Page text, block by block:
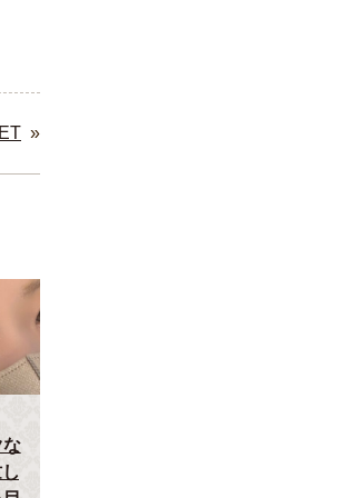
»
な